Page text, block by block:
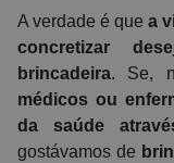
A verdade é que a
concretizar
brincadeira. Se,
médicos ou
da saúde
gostávamos de